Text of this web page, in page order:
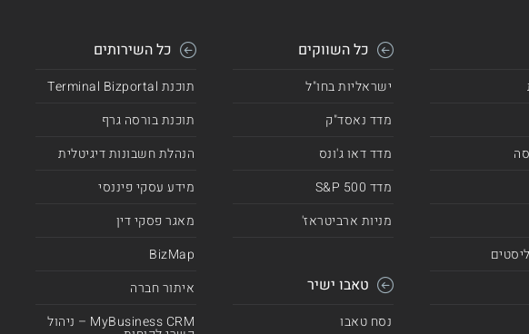
כל השווקים
ישראליות בחו"ל
מדד נאסד"ק
מדד דאו ג'ונס
מדד 500 S&P
מניות ארביטראז'
טאבו ישיר
נסח טאבו
כל השירותים
תוכנת Terminal Bizportal
תוכנת בורסה גרף
הנהלת חשבונות דיגיטלית
מידע עסקי פיננסי
מאגר פסקי דין
BizMap
איתור חברה
MyBusiness CRM – ניהול